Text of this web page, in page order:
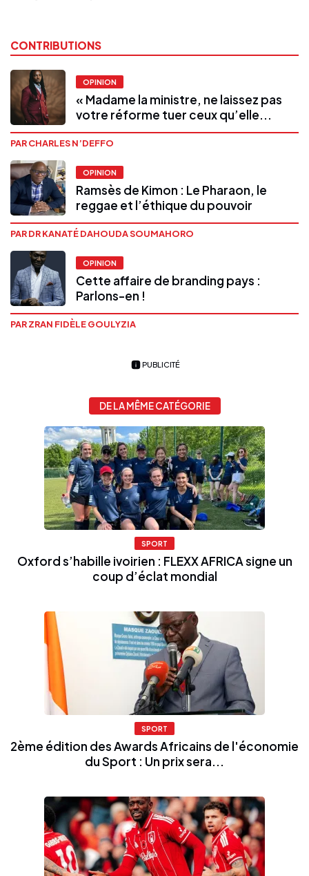
CONTRIBUTIONS
OPINION
« Madame la ministre, ne laissez pas
votre réforme tuer ceux qu’elle...
PAR CHARLES N’DEFFO
OPINION
Ramsès de Kimon : Le Pharaon, le
reggae et l’éthique du pouvoir
PAR DR KANATÉ DAHOUDA SOUMAHORO
OPINION
Cette affaire de branding pays :
Parlons-en !
PAR ZRAN FIDÈLE GOULYZIA
PUBLICITÉ
DE LA MÊME CATÉGORIE
SPORT
Oxford s’habille ivoirien : FLEXX AFRICA signe un
coup d’éclat mondial
SPORT
2ème édition des Awards Africains de l'économie
du Sport : Un prix sera...